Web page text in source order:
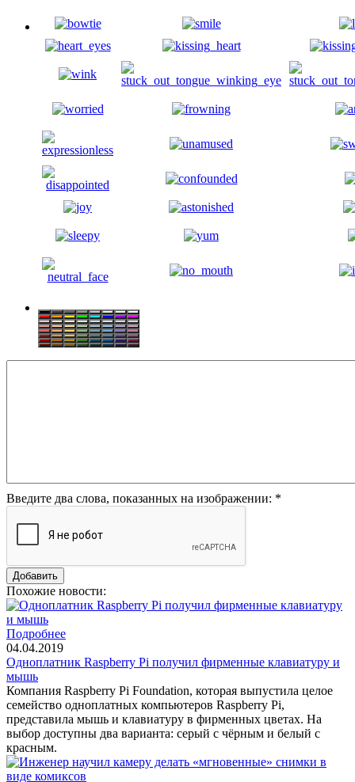
Введите два слова, показанных на изображении: *
Похожие новости:
Подробнее
04.04.2019
Одноплатник Raspberry Pi получил фирменные клавиатуру и
мышь
Компания Raspberry Pi Foundation, которая выпустила целое
семейство одноплатных компьютеров Raspberry Pi,
представила мышь и клавиатуру в фирменных цветах. На
выбор доступны два варианта: серый с чёрным и белый с
красным.